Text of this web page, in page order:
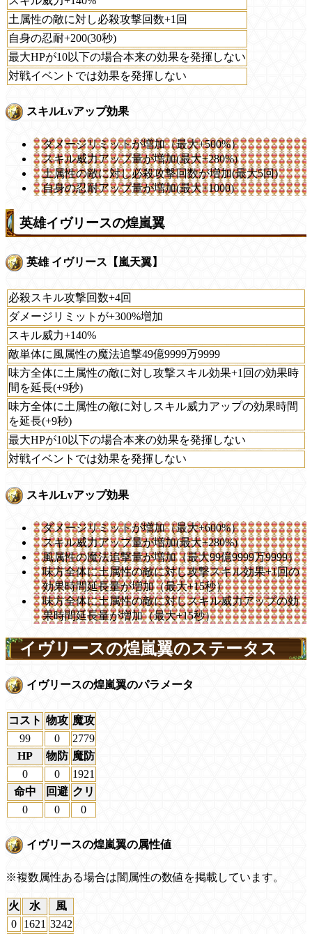
土属性の敵に対し必殺攻撃回数+1回
自身の忍耐+200(30秒)
最大HPが10以下の場合本来の効果を発揮しない
対戦イベントでは効果を発揮しない
スキルLvアップ効果
ダメージリミットが増加（最大+500%）
スキル威力アップ量が増加(最大+280%)
土属性の敵に対し必殺攻撃回数が増加(最大5回)
自身の忍耐アップ量が増加(最大+1000)
英雄イヴリースの煌嵐翼
英雄 イヴリース【嵐天翼】
必殺スキル攻撃回数+4回
ダメージリミットが+300%増加
スキル威力+140%
敵単体に風属性の魔法追撃49億9999万9999
味方全体に土属性の敵に対し攻撃スキル効果+1回の効果時
間を延長(+9秒)
味方全体に土属性の敵に対しスキル威力アップの効果時間
を延長(+9秒)
最大HPが10以下の場合本来の効果を発揮しない
対戦イベントでは効果を発揮しない
スキルLvアップ効果
ダメージリミットが増加（最大+600%）
スキル威力アップ量が増加(最大+280%)
風属性の魔法追撃量が増加（最大99億9999万9999）
味方全体に土属性の敵に対し攻撃スキル効果+1回の
効果時間延長量が増加（最大+15秒）
味方全体に土属性の敵に対しスキル威力アップの効
果時間延長量が増加（最大+15秒）
イヴリースの煌嵐翼のステータス
イヴリースの煌嵐翼のパラメータ
コスト 物攻 魔攻
99
0
2779
HP
物防 魔防
0
0
1921
命中
回避 クリ
0
0 0
イヴリースの煌嵐翼の属性値
※複数属性ある場合は闇属性の数値を掲載しています。
火 水
風
0
1621 3242